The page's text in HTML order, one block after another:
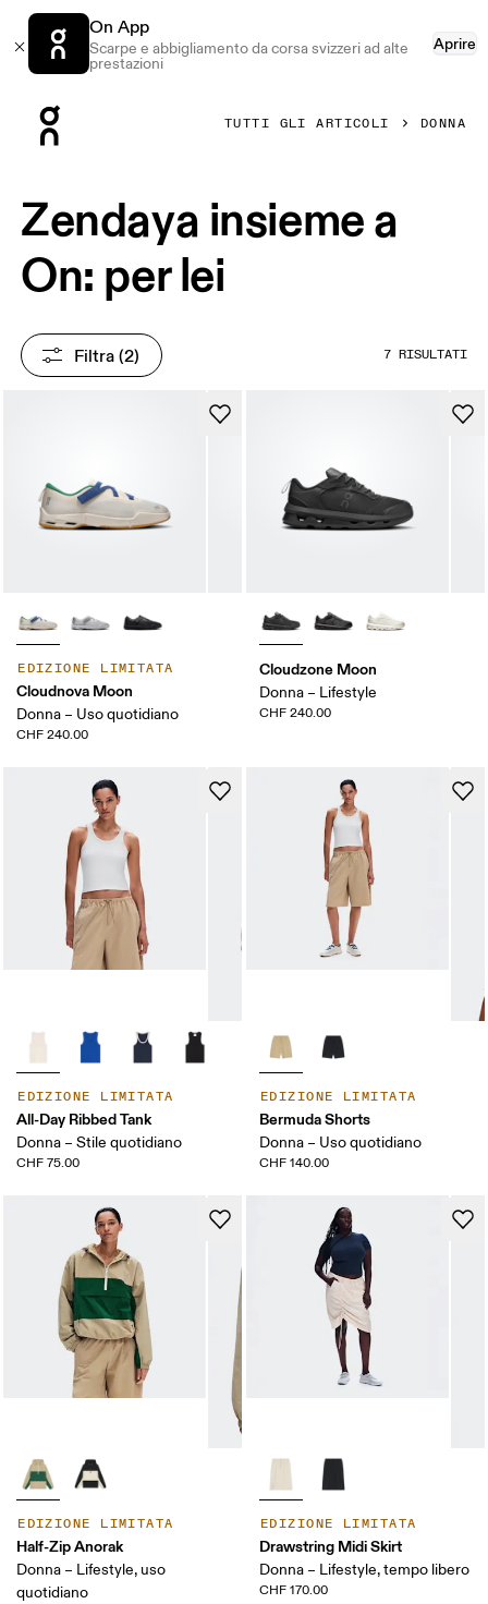
On App
Scarpe e abbigliamento da corsa svizzeri ad alte
prestazioni
Aprire
TUTTI GLI ARTICOLI DONNA
Zendaya insieme a
On: per lei
Filtra (2) 7 RISULTATI
EDIZIONE LIMITATA
Cloudnova Moon
Donna – Uso quotidiano
CHF 240.00
Cloudzone Moon
Donna – Lifestyle
CHF 240.00
EDIZIONE LIMITATA
All-Day Ribbed Tank
Donna – Stile quotidiano
CHF 75.00
EDIZIONE LIMITATA
Bermuda Shorts
Donna – Uso quotidiano
CHF 140.00
EDIZIONE LIMITATA
Half-Zip Anorak
Donna – Lifestyle, uso
quotidiano
EDIZIONE LIMITATA
Drawstring Midi Skirt
Donna – Lifestyle, tempo libero
CHF 170.00